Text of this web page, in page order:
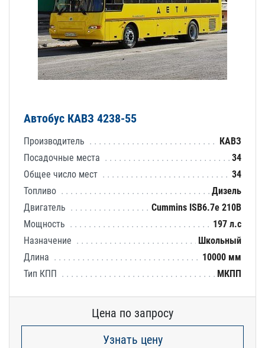
Автобус КАВЗ 4238-55
Производитель
КАВЗ
Посадочные места
34
Общее число мест
34
Топливо
Дизель
Двигатель
Cummins ISB6.7e 210B
Мощность
197 л.с
Назначение
Школьный
Длина
10000 мм
Тип КПП
МКПП
Цена по запросу
Узнать цену